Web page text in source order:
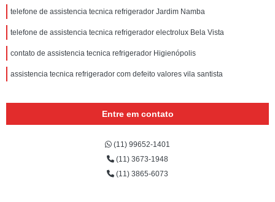
telefone de assistencia tecnica refrigerador Jardim Namba
telefone de assistencia tecnica refrigerador electrolux Bela Vista
contato de assistencia tecnica refrigerador Higienópolis
assistencia tecnica refrigerador com defeito valores vila santista
Entre em contato
(11) 99652-1401
(11) 3673-1948
(11) 3865-6073